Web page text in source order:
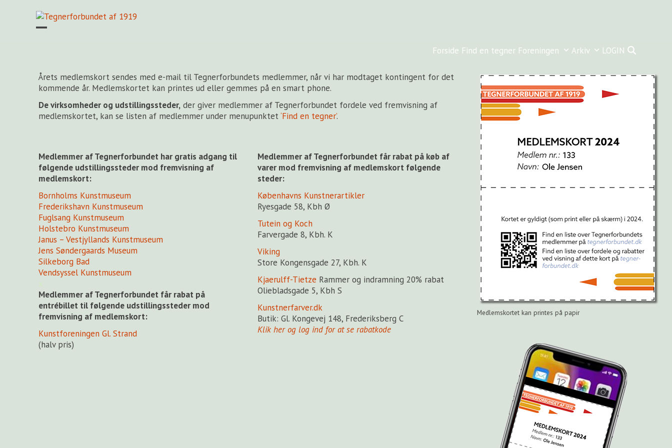
Forside Find en tegner Foreningen Arkiv LOGIN
Årets medlemskort sendes med e-mail til Tegnerforbundets medlemmer, når vi har modtaget kontingent for det
kommende år. Medlemskortet kan printes ud eller gemmes på en smart phone.
De virksomheder og udstillingssteder, der giver medlemmer af Tegnerforbundet fordele ved fremvisning af
medlemskortet, kan se listen af medlemmer under menupunktet‘Find en tegner’.
Medlemmer af Tegnerforbundet har gratis adgang til
følgende udstillingssteder mod fremvisning af
medlemskort:
Bornholms Kunstmuseum
Frederikshavn Kunstmuseum
Fuglsang Kunstmuseum
Holstebro Kunstmuseum
Janus – Vestjyllands Kunstmuseum
Jens Søndergaards Museum
Silkeborg Bad
Vendsyssel Kunstmuseum
Medlemmer af Tegnerforbundet får rabat på
entrébillet til følgende udstillingssteder mod
fremvisning af medlemskort:
Kunstforeningen Gl. Strand
(halv pris)
Medlemmer af Tegnerforbundet får rabat på køb af
varer mod fremvisning af medlemskort følgende
steder:
Københavns Kunstnerartikler
Ryesgade 58, Kbh Ø
Tutein og Koch
Farvergade 8, Kbh. K
Viking
Store Kongensgade 27, Kbh. K
Kjaerulff-Tietze Rammer og indramning 20% rabat
Oliebladsgade 5, Kbh S
Kunstnerfarver.dk
Butik: Gl. Kongevej 148, Frederiksberg C
Klik her og log ind for at se rabatkode
Medlemskortet kan printes på papir